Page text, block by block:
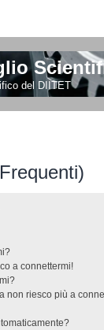
del DIITET
a connettermi!
non riesco più a